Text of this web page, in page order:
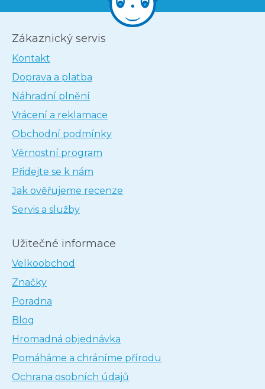
Zákaznický servis
Kontakt
Doprava a platba
Náhradní plnění
Vrácení a reklamace
Obchodní podmínky
Věrnostní program
Přidejte se k nám
Jak ověřujeme recenze
Servis a služby
Užitečné informace
Velkoobchod
Značky
Poradna
Blog
Hromadná objednávka
Pomáháme a chráníme přírodu
Ochrana osobních údajů